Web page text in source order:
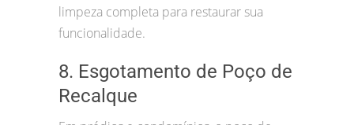
limpeza completa para restaurar sua
funcionalidade.
8. Esgotamento de Poço de
Recalque